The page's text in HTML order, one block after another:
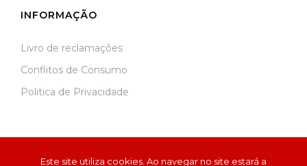
Este site utiliza cookies. Ao navegar no site estará a
INFORMAÇÃO
Livro de reclamações
Conflitos de Consumo
Politica de Privacidade